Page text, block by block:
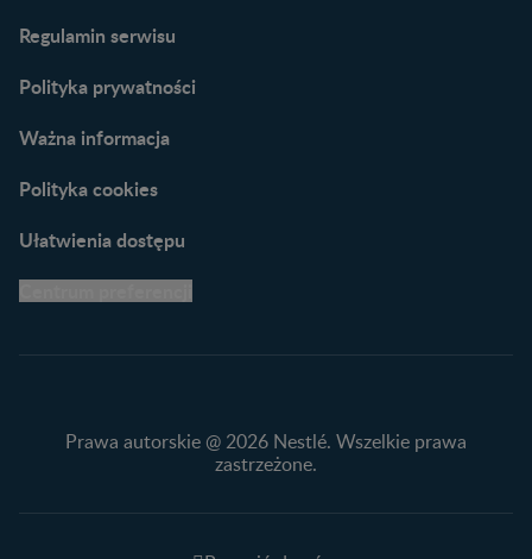
praktyczne wskazówki
Regulamin serwisu
Polityka prywatności
Ważna informacja
Polityka cookies
Ułatwienia dostępu
Prawa autorskie @ 2026 Nestlé. Wszelkie prawa
zastrzeżone.